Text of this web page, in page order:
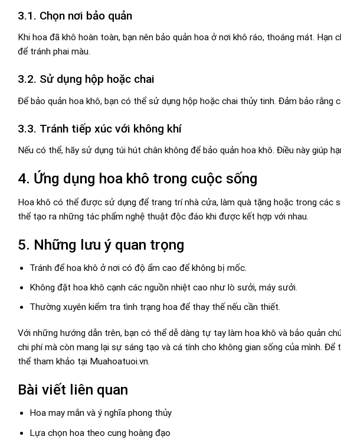
3.1. Chọn nơi bảo quản
Khi hoa đã khô hoàn toàn, bạn nên bảo quản hoa ở nơi khô ráo, thoáng mát.
để tránh phai màu.
3.2. Sử dụng hộp hoặc chai
Để bảo quản hoa khô, bạn có thể sử dụng hộp hoặc chai thủy tinh. Đảm bảo
3.3. Tránh tiếp xúc với không khí
Nếu có thể, hãy sử dụng túi hút chân không để bảo quản hoa khô. Điều này giúp
4. Ứng dụng hoa khô trong cuộc sống
Hoa khô có thể được sử dụng để trang trí nhà cửa, làm quà tặng hoặc trong các
thể tạo ra những tác phẩm nghệ thuật độc đáo khi được kết hợp với nhau.
5. Những lưu ý quan trọng
Tránh để hoa khô ở nơi có độ ẩm cao để không bị mốc.
Không đặt hoa khô cạnh các nguồn nhiệt cao như lò sưởi, máy sưởi.
Thường xuyên kiểm tra tình trạng hoa để thay thế nếu cần thiết.
Với những hướng dẫn trên, bạn có thể dễ dàng tự tay làm hoa khô và bảo quản
chi phí mà còn mang lại sự sáng tạo và cá tính cho không gian sống của mình.
thể tham khảo tại Muahoatuoi.vn.
Bài viết liên quan
Hoa may mắn và ý nghĩa phong thủy
Lựa chọn hoa theo cung hoàng đạo